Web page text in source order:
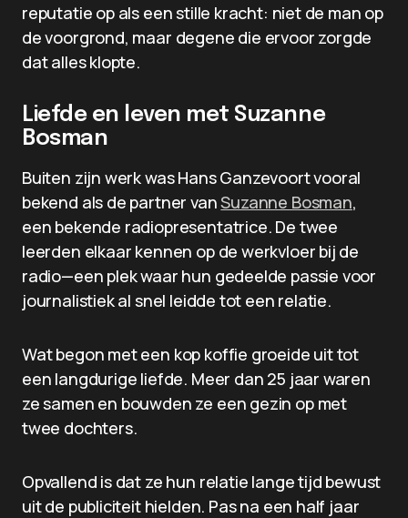
reputatie op als een stille kracht: niet de man op
de voorgrond, maar degene die ervoor zorgde
dat alles klopte.
Liefde en leven met Suzanne
Bosman
Buiten zijn werk was Hans Ganzevoort vooral
bekend als de partner vanSuzanne Bosman,
een bekende radiopresentatrice. De twee
leerden elkaar kennen op de werkvloer bij de
radio—een plek waar hun gedeelde passie voor
journalistiek al snel leidde tot een relatie.
Wat begon met een kop koffie groeide uit tot
een langdurige liefde. Meer dan 25 jaar waren
ze samen en bouwden ze een gezin op met
twee dochters.
Opvallend is dat ze hun relatie lange tijd bewust
uit de publiciteit hielden. Pas na een half jaar